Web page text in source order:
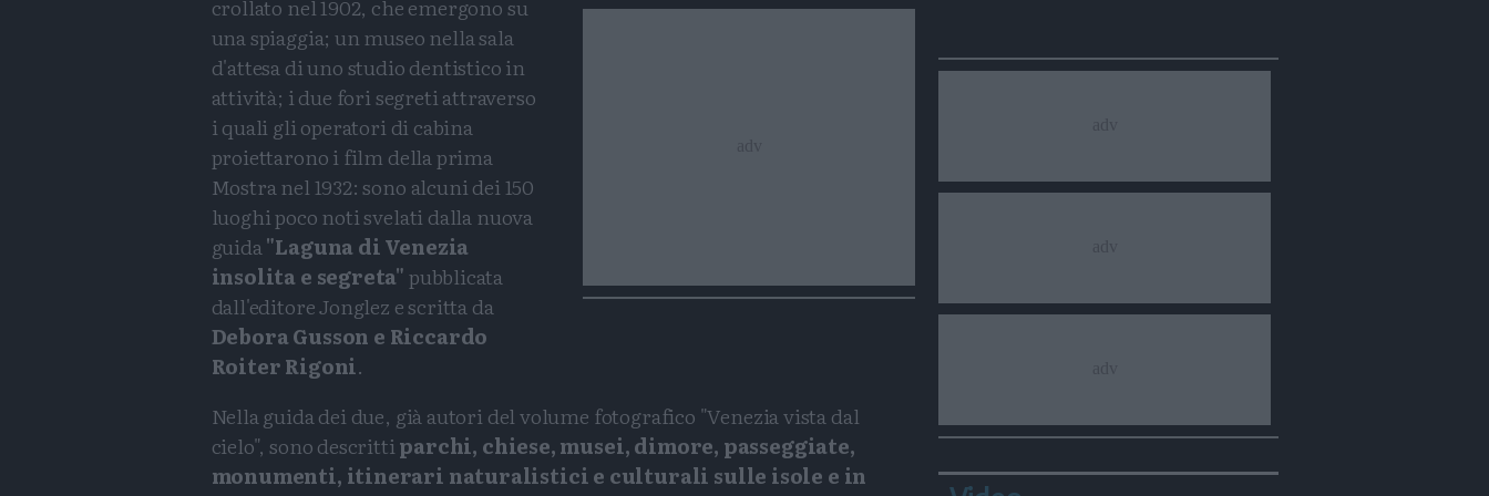
crollato nel 1902, che emergono su
una spiaggia; un museo nella sala
d'attesa di uno studio dentistico in
attività; i due fori segreti attraverso
i quali gli operatori di cabina
proiettarono i film della prima
Mostra nel 1932: sono alcuni dei 150
luoghi poco noti svelati dalla nuova
guida"Laguna di Venezia
insolita e segreta"pubblicata
dall'editore Jonglez e scritta da
Debora Gusson e Riccardo
Roiter Rigoni.
Nella guida dei due, già autori del volume fotografico "Venezia vista dal
cielo", sono descrittiparchi, chiese, musei, dimore, passeggiate,
monumenti, itinerari naturalistici e culturali sulle isole e in